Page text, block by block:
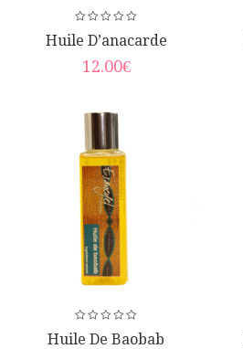
Huile D’anacarde
12.00€
Huile De Baobab